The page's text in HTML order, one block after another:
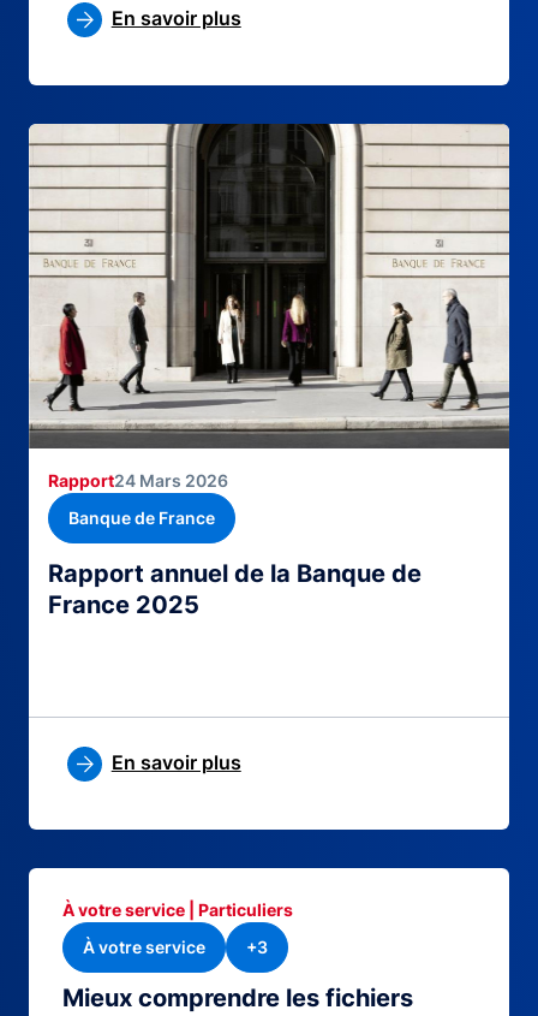
En savoir plus
Rapport annuel de la Banque de
France 2025
Rapport24 Mars 2026
Banque de France
En savoir plus
Mieux comprendre les fichiers
À votre service | Particuliers
À votre service
+3